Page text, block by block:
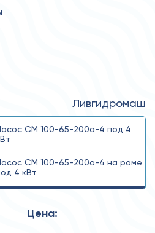
Ливгидромаш
СМ 100-65-200а-4 под 4
СМ 100-65-200а-4 на раме
4 кВт
Цена: